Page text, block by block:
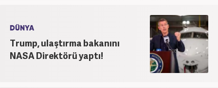
DÜNYA
Trump, ulaştırma bakanını
NASA Direktörü yaptı!